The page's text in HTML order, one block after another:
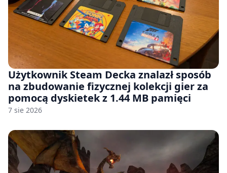
Użytkownik Steam Decka znalazł sposób
na zbudowanie fizycznej kolekcji gier za
pomocą dyskietek z 1.44 MB pamięci
7 sie 2026